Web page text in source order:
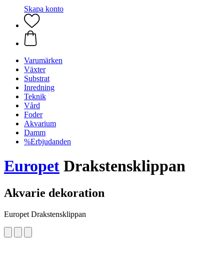
Skapa konto
Varumärken
Växter
Substrat
Inredning
Teknik
Vård
Foder
Akvarium
Damm
%Erbjudanden
Europet Drakstensklippan
Akvarie dekoration
Europet Drakstensklippan